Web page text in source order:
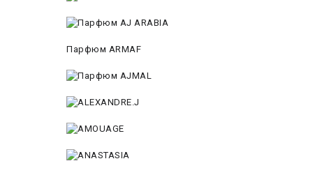
Парфюм ARMAF